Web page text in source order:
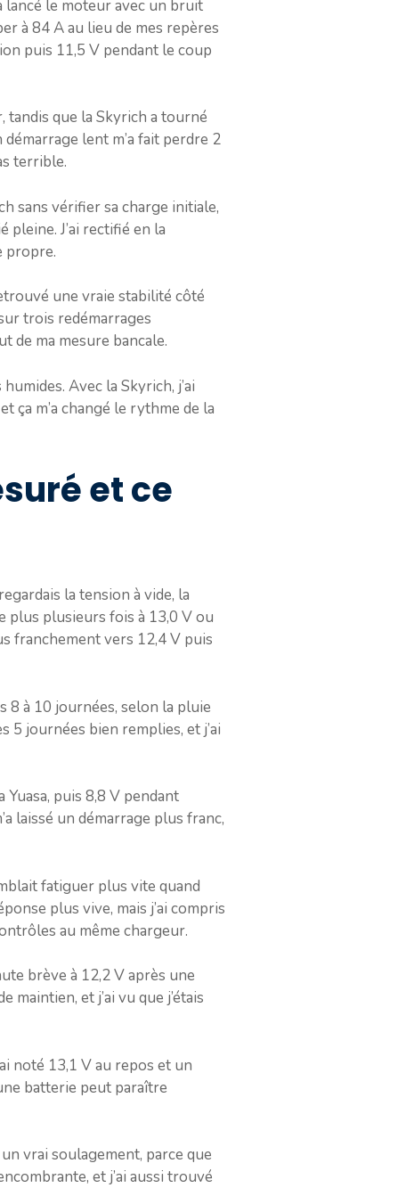
lancé le moteur avec un bruit
à 84 A au lieu de mes repères
puis 11,5 V pendant le coup
tandis que la Skyrich a tourné
lent m’a fait perdre 2
terrible.
sans vérifier sa charge initiale,
J’ai rectifié en la
propre.
une vraie stabilité côté
trois redémarrages
de ma mesure bancale.
Avec la Skyrich, j’ai
ça m’a changé le rythme de la
et ce
la tension à vide, la
plus plusieurs fois à 13,0 V ou
franchement vers 12,4 V puis
8 à 10 journées, selon la pluie
5 journées bien remplies, et j’ai
Yuasa, puis 8,8 V pendant
laissé un démarrage plus franc,
fatiguer plus vite quand
plus vive, mais j’ai compris
au même chargeur.
brève à 12,2 V après une
maintien, et j’ai vu que j’étais
noté 13,1 V au repos et un
batterie peut paraître
vrai soulagement, parce que
et j’ai aussi trouvé